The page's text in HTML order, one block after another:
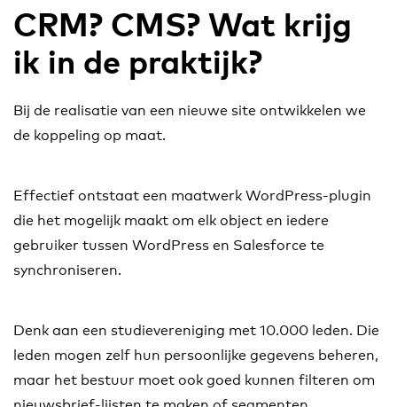
CRM? CMS? Wat krijg
ik in de praktijk?
Bij de realisatie van een nieuwe site ontwikkelen we
de koppeling op maat.
Effectief ontstaat een maatwerk WordPress-plugin
die het mogelijk maakt om elk object en iedere
gebruiker tussen WordPress en Salesforce te
synchroniseren.
Denk aan een studievereniging met 10.000 leden. Die
leden mogen zelf hun persoonlijke gegevens beheren,
maar het bestuur moet ook goed kunnen filteren om